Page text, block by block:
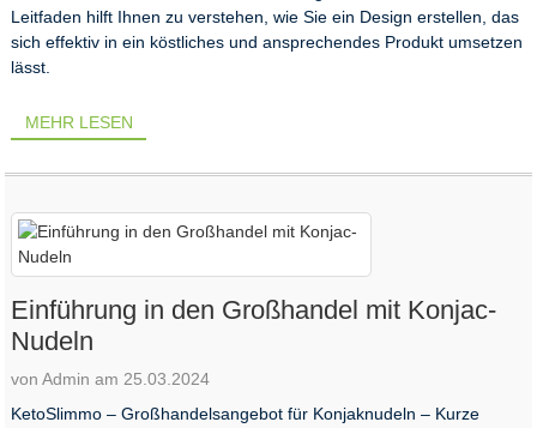
Leitfaden hilft Ihnen zu verstehen, wie Sie ein Design erstellen, das
sich effektiv in ein köstliches und ansprechendes Produkt umsetzen
lässt.
MEHR LESEN
Einführung in den Großhandel mit Konjac-
Nudeln
von Admin am 25.03.2024
KetoSlimmo – Großhandelsangebot für Konjaknudeln – Kurze